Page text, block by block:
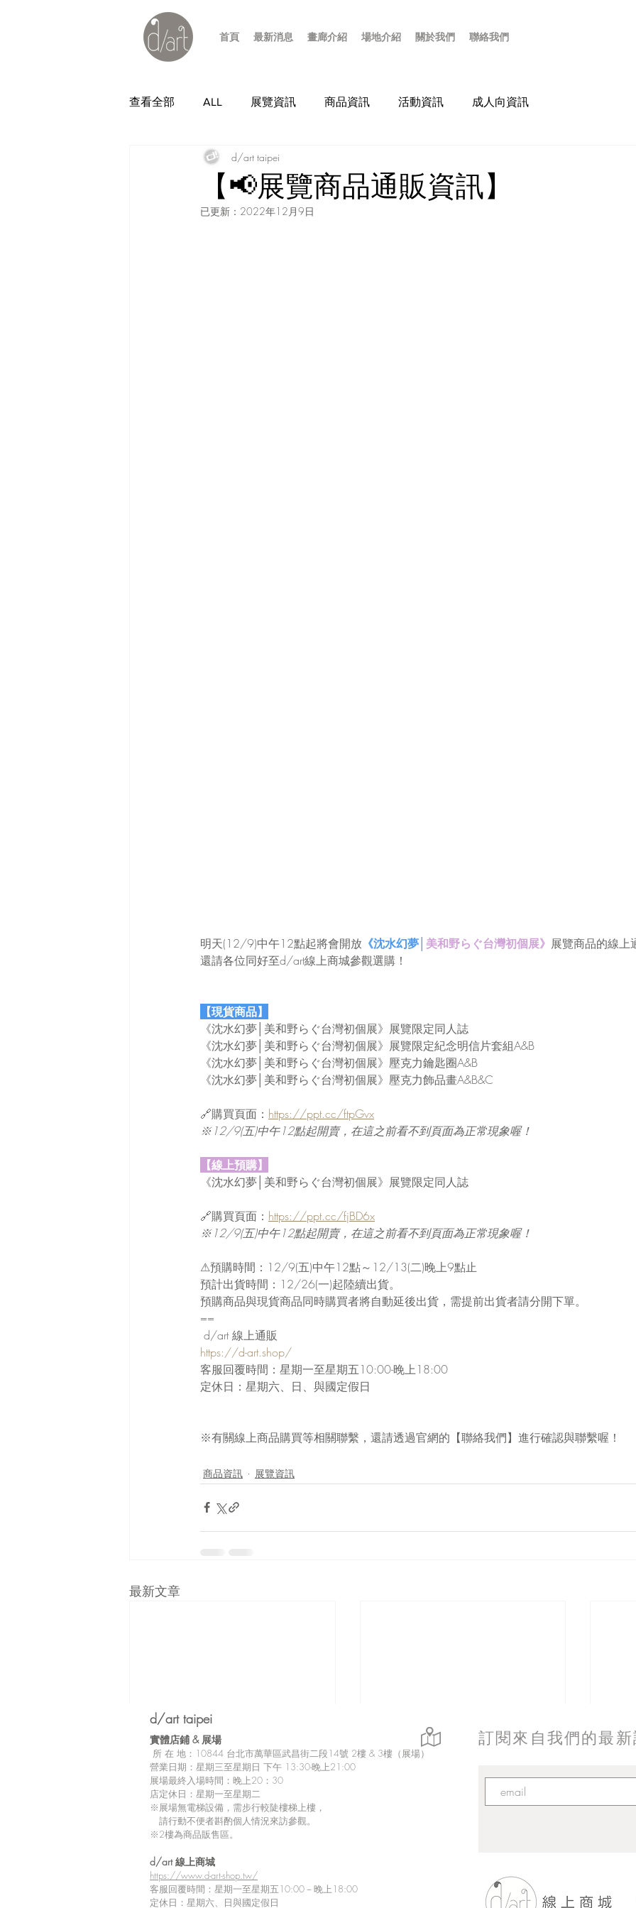
首頁 最新消息 畫廊介紹 場地介紹 關於我們 聯絡我們
查看全部 ALL 展覽資訊 商品資訊 活動資訊 成人向資訊
【📢展覽商品通販資訊】
d/art taipei
已更新： 2022年12月9日
明天(12/9)中午12點起將會開放 《沈水幻夢 美和野らぐ台灣初個展》 展覽商品的線上
還請各位同好至d/art線上商城參觀選購！
【現貨商品】
《沈水幻夢│美和野らぐ台灣初個展》展覽限定同人誌
《沈水幻夢│美和野らぐ台灣初個展》展覽限定紀念明信片套組A&B
《沈水幻夢│美和野らぐ台灣初個展》壓克力鑰匙圈A&B
《沈水幻夢│美和野らぐ台灣初個展》壓克力飾品畫A&B&C
🔗購買頁面： https://ppt.cc/ftpGvx
※12/9(五)中午12點起開賣，在這之前看不到頁面為正常現象喔！
【線上預購】
《沈水幻夢│美和野らぐ台灣初個展》展覽限定同人誌
🔗購買頁面： https://ppt.cc/fjBD6x
※12/9(五)中午12點起開賣，在這之前看不到頁面為正常現象喔！
⚠預購時間：12/9(五)中午12點～12/13(二)晚上9點止
預計出貨時間：12/26(一)起陸續出貨。
預購商品與現貨商品同時購買者將自動延後出貨，需提前出貨者請分開下單。
==
d/art 線上通販
https://d-art.shop/
客服回覆時間：星期一至星期五10:00-晚上18:00
定休日：星期六、日、與國定假日
※有關線上商品購買等相關聯繫，還請透過官網的【聯絡我們】進行確認與聯繫喔！
商品資訊 展覽資訊
最新文章
訂閱來自我們的最
d/art taipei
實體店鋪 & 展場
所 在 地：10844 台北市萬華區武昌街二段14號 2樓 & 3樓（展場）
營業日期：星期三至星期日 下午 13:30-晚上21:00
展場最終入場時間：晚上20：30
店定休日：星期一至星期二
※展場無電梯設備，需步行較陡樓梯上樓，
請行動不便者斟酌個人情況來訪參觀。
※2樓為商品販售區。
d/art 線上商城
https://www.d-art-shop.tw/
客服回覆時間：星期一至星期五10:00－晚上18:00
定休日：星期六、日與國定假日